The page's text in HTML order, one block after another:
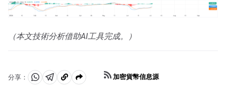
（本文技術分析借助AI工具完成。）
分享：
分 分 複
加密貨幣信息源